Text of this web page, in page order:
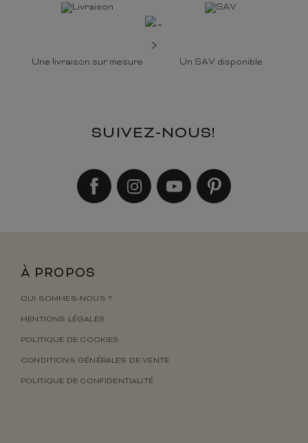
Une livraison sur mesure Un SAV disponible
SUIVEZ-NOUS!
À PROPOS
QUI SOMMES-NOUS ?
MENTIONS LÉGALES
POLITIQUE DE COOKIES
CONDITIONS GÉNÉRALES DE VENTE
POLITIQUE DE CONFIDENTIALITÉ